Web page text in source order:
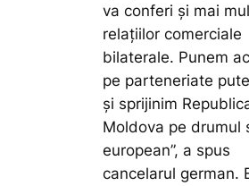
va conferi şi mai
relațiilor comerciale
bilaterale. Punem
pe parteneriate
şi sprijinim
Moldova pe drumul
european”, a spus
cancelarul german.